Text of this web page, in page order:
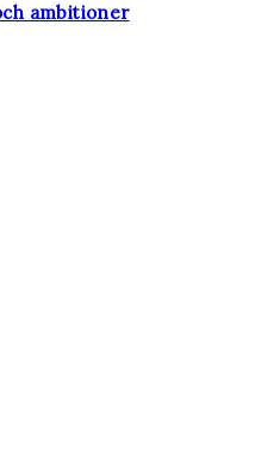
ambitioner